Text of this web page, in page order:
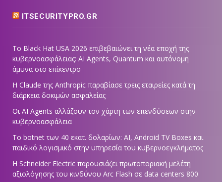
ITSECURITYPRO.GR
Το Black Hat USA 2026 επιβεβαιώνει τη νέα εποχή της
κυβερνοασφάλειας: AI Agents, Quantum και αυτόνομη
άμυνα στο επίκεντρο
Η Claude της Anthropic παραβίασε τρεις εταιρείες κατά τη
διάρκεια δοκιμών ασφαλείας
Οι AI Agents αλλάζουν τον χάρτη των επενδύσεων στην
κυβερνοασφάλεια
Το botnet των 40 εκατ. δολαρίων: AI, Android TV Boxes και
παιδικό λογισμικό στην υπηρεσία του κυβερνοεγκλήματος
Η Schneider Electric παρουσιάζει πρωτοποριακή μελέτη
αξιολόγησης του κινδύνου Arc Flash σε data centers 800